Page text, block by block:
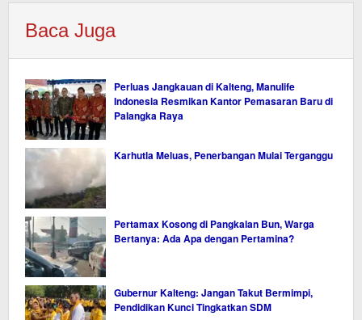
Baca Juga
Perluas Jangkauan di Kalteng, Manulife
Indonesia Resmikan Kantor Pemasaran Baru di
Palangka Raya
Karhutla Meluas, Penerbangan Mulai Terganggu
Pertamax Kosong di Pangkalan Bun, Warga
Bertanya: Ada Apa dengan Pertamina?
Gubernur Kalteng: Jangan Takut Bermimpi,
Pendidikan Kunci Tingkatkan SDM